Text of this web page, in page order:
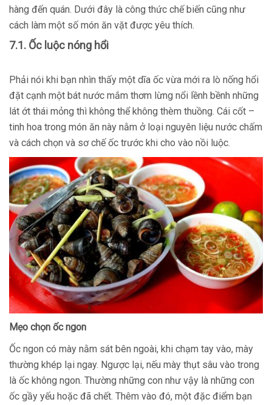
hàng đến quán. Dưới đây là công thức chế biến cũng như
cách làm một số món ăn vặt được yêu thích.
7.1. Ốc luộc nóng hổi
Phải nói khi bạn nhìn thấy một dĩa ốc vừa mới ra lò nống hổi
đặt cạnh một bát nước mắm thơm lừng nổi lềnh bềnh những
lát ớt thái mỏng thì không thể không thèm thuồng. Cái cốt –
tinh hoa trong món ăn này nằm ở loại nguyên liệu nước chấm
và cách chọn và sơ chế ốc trước khi cho vào nồi luộc.
Mẹo chọn ốc ngon
Ốc ngon có mày nằm sát bên ngoài, khi chạm tay vào, mày
thường khép lại ngay. Ngược lại, nếu mày thụt sâu vào trong
là ốc không ngon. Thường những con như vậy là những con
ốc gầy yếu hoặc đã chết. Thêm vào đó, một đặc điểm bạn